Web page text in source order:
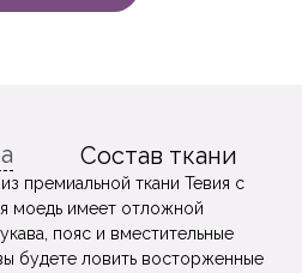
Состав ткани
премиальной ткани Тевия с
моедь имеет отложной
пояс и вместительные
будете ловить восторженные